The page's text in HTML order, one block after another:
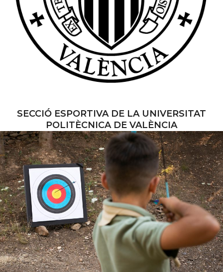
SECCIÓ ESPORTIVA DE LA UNIVERSITAT
POLITÈCNICA DE VALÈNCIA